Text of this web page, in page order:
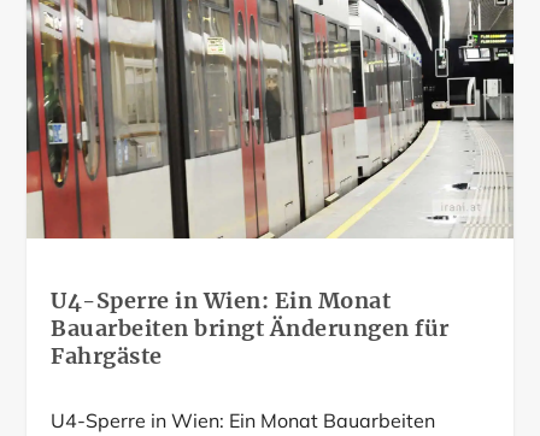
U4-Sperre in Wien: Ein Monat
Bauarbeiten bringt Änderungen für
Fahrgäste
U4-Sperre in Wien: Ein Monat Bauarbeiten